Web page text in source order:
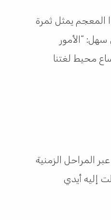
المعجم يمثل ثمرة
“الأمور
محيط لغتنا
المراحل الزمنية
إليه أيدي